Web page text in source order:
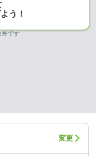
う！
外です
変更